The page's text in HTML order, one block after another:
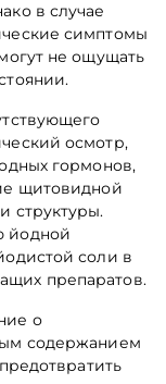
в случае
симптомы
не ощущать
осмотр,
гормонов,
щитовидной
структуры.
йодной
соли в
препаратов.
о
содержанием